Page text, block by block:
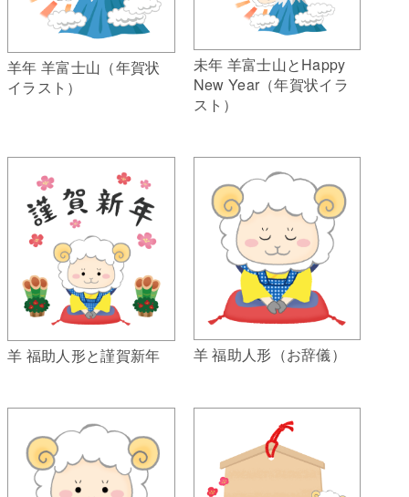
羊年 羊富士山（年賀状
イラスト）
未年 羊富士山とHappy
New Year（年賀状イラ
スト）
羊 福助人形と謹賀新年 羊 福助人形（お辞儀）